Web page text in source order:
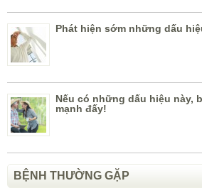
Phát hiện sớm những dấu
Nếu có những dấu hiệu này,
mạnh đấy!
BỆNH THƯỜNG GẶP